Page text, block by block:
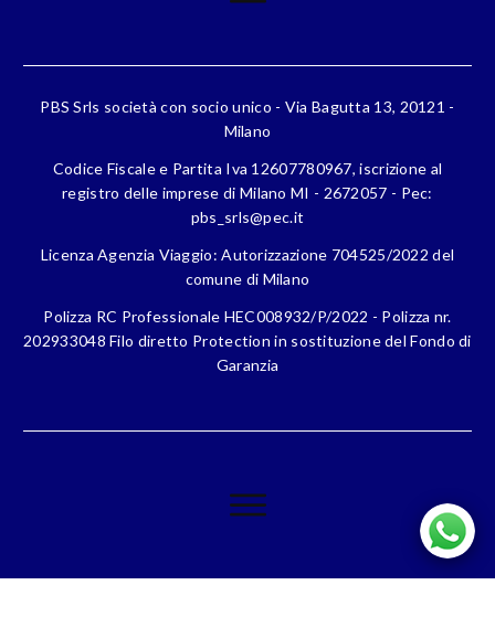
PBS Srls società con socio unico - Via Bagutta 13, 20121 -
Milano
Codice Fiscale e Partita Iva 12607780967, iscrizione al
registro delle imprese di Milano MI - 2672057 - Pec:
pbs_srls@pec.it
Licenza Agenzia Viaggio: Autorizzazione 704525/2022 del
comune di Milano
Polizza RC Professionale HEC008932/P/2022 - Polizza nr.
202933048 Filo diretto Protection in sostituzione del Fondo di
Garanzia